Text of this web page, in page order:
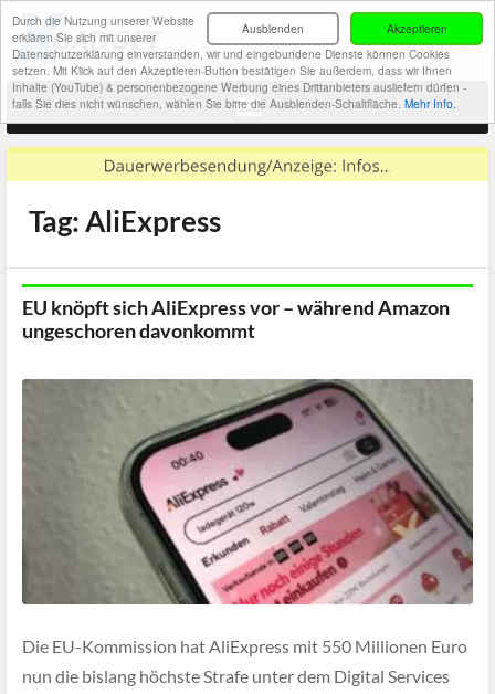
Akzeptieren
Ausblenden
Durch die Nutzung unserer Website
erklären Sie sich mit unserer
Datenschutzerklärung einverstanden, wir und eingebundene Dienste können Cookies
setzen. Mit Klick auf den Akzeptieren-Button bestätigen Sie außerdem, dass wir Ihnen
Inhalte (YouTube) & personenbezogene Werbung eines Drittanbieters ausliefern dürfen -
falls Sie dies nicht wünschen, wählen Sie bitte die Ausblenden-Schaltfläche. Mehr Info.
Tag: AliExpress
EU knöpft sich AliExpress vor – während Amazon
ungeschoren davonkommt
Die EU-Kommission hat AliExpress mit 550 Millionen Euro
nun die bislang höchste Strafe unter dem Digital Services